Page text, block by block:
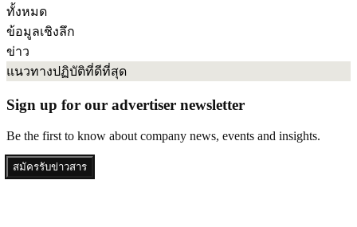
ทั้งหมด
ข้อมูลเชิงลึก
ข่าว
แนวทางปฏิบัติที่ดีที่สุด
Sign up for our advertiser newsletter
Be the first to know about company news, events and insights.
สมัครรับข่าวสาร